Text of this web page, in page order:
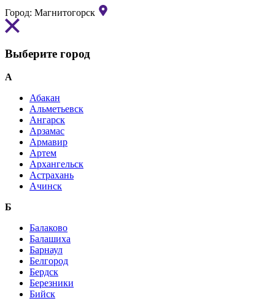
Город: Магнитогорск
Выберите город
А
Абакан
Альметьевск
Ангарск
Арзамас
Армавир
Артем
Архангельск
Астрахань
Ачинск
Б
Балаково
Балашиха
Барнаул
Белгород
Бердск
Березники
Бийск